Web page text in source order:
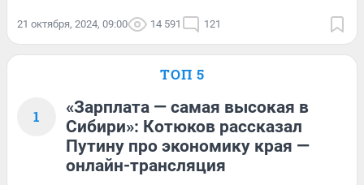
21 октября, 2024, 09:00 14 591 121
ТОП 5
1
«Зарплата — самая высокая в
Сибири»: Котюков рассказал
Путину про экономику края —
онлайн-трансляция